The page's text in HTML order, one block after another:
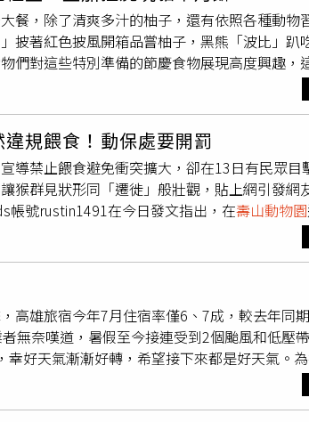
細梳理鬃毛後，靜靜地靠近。園方強調，雖然
心中。如今園內的新夥伴「布蕾」也已融入
非洲獅「大姊」高齡癌逝，園方不捨。（圖／翻
餐，除了清爽多汁的柚子，還有依照各種動物
著紅色披風開箱品嘗柚子，黑熊「波比」趴
們對這些特別準備的節慶食物展現高度興趣，
也歡迎民眾在中秋節當天攜家帶眷到
壽山動
屬，只見牠身披紅色披風，帥氣開箱中秋禮盒
這味道真不錯」。黑熊「波比」則是手捧柚子
氣地抓取柚子果肉往嘴裡塞，吃得津津有味
方的創意不只於此，保育員使用牧草、仙人
。長鬃狒狒拿到月餅後愛不釋手，就連平時挑
乾二淨。狐獴使用利爪挖取藏在月餅內的麵包
挖掘才能取得藏在內部的麵包蟲和大麥蟲，讓
貓薄荷圓形抓板月餅，兩隻大貓立刻興奮地又
提醒，因停車位有限，建議民眾搭乘大眾運
停車場的付費接駁車服務。民眾也可透過動
。
規餵食！動保處要開罰
導禁止餵食避免衝突擴大，卻在13日有民眾目
猴群見狀形同「遷徙」般壯觀，貼上網引發網
帳號rustin1491在今日發文指出，在壽山動物園
，感嘆「難怪這邊的猴子越來越派」。貼文一
這是觸法的行為耶」、「就這種人在害大家食
責了吧」。對此高雄市動保處回應，高雄訂有
及岡山6行政區禁止直接接觸、餵食台灣獼猴
灣獼猴獎勵辦法」，成功檢舉餵食獼猴可依實
法開罰。
高雄旅宿今年7月住宿率僅6、7成，較去年同
無奈嘆道，暑假至今接連受到2個颱風和低壓
好天氣漸漸好轉，希望接下來都是好天氣。
等，包括旗津風箏節祭出6座大型氣墊水樂園
免費逛動物園、商店消費優惠，可望藉此帶動